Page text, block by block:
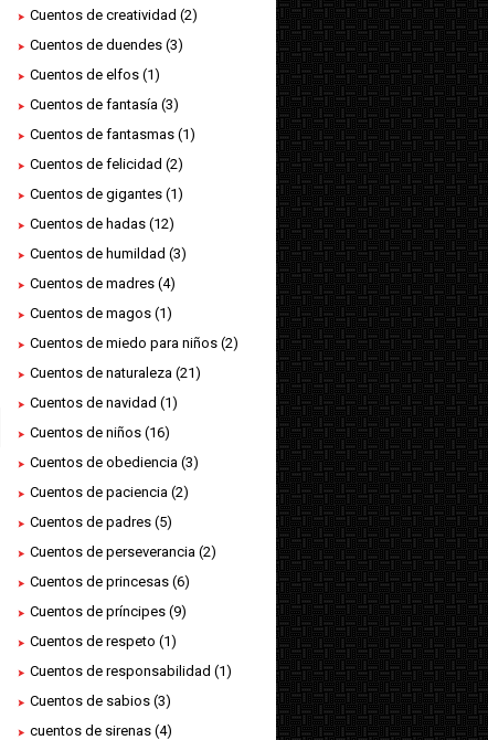
Cuentos de creatividad (2)
Cuentos de duendes (3)
Cuentos de elfos (1)
Cuentos de fantasía (3)
Cuentos de fantasmas (1)
Cuentos de felicidad (2)
Cuentos de gigantes (1)
Cuentos de hadas (12)
Cuentos de humildad (3)
Cuentos de madres (4)
Cuentos de magos (1)
Cuentos de miedo para niños (2)
Cuentos de naturaleza (21)
Cuentos de navidad (1)
Cuentos de niños (16)
Cuentos de obediencia (3)
Cuentos de paciencia (2)
Cuentos de padres (5)
Cuentos de perseverancia (2)
Cuentos de princesas (6)
Cuentos de príncipes (9)
Cuentos de respeto (1)
Cuentos de responsabilidad (1)
Cuentos de sabios (3)
cuentos de sirenas (4)